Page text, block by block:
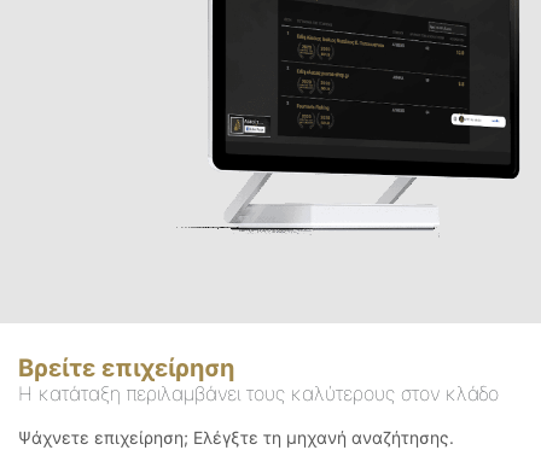
Βρείτε επιχείρηση
Η κατάταξη περιλαμβάνει τους καλύτερους στον κλάδο
Ψάχνετε επιχείρηση; Ελέγξτε τη μηχανή αναζήτησης.